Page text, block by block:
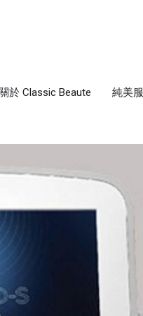
於 Classic Beaute 純美